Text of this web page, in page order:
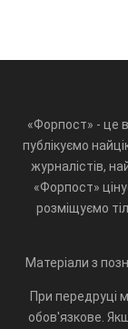
«Форпост» - це
публікуємо
журналістів,
«Форпост»
розміщуємо
Матеріали з
При передруці
обов'язкове.